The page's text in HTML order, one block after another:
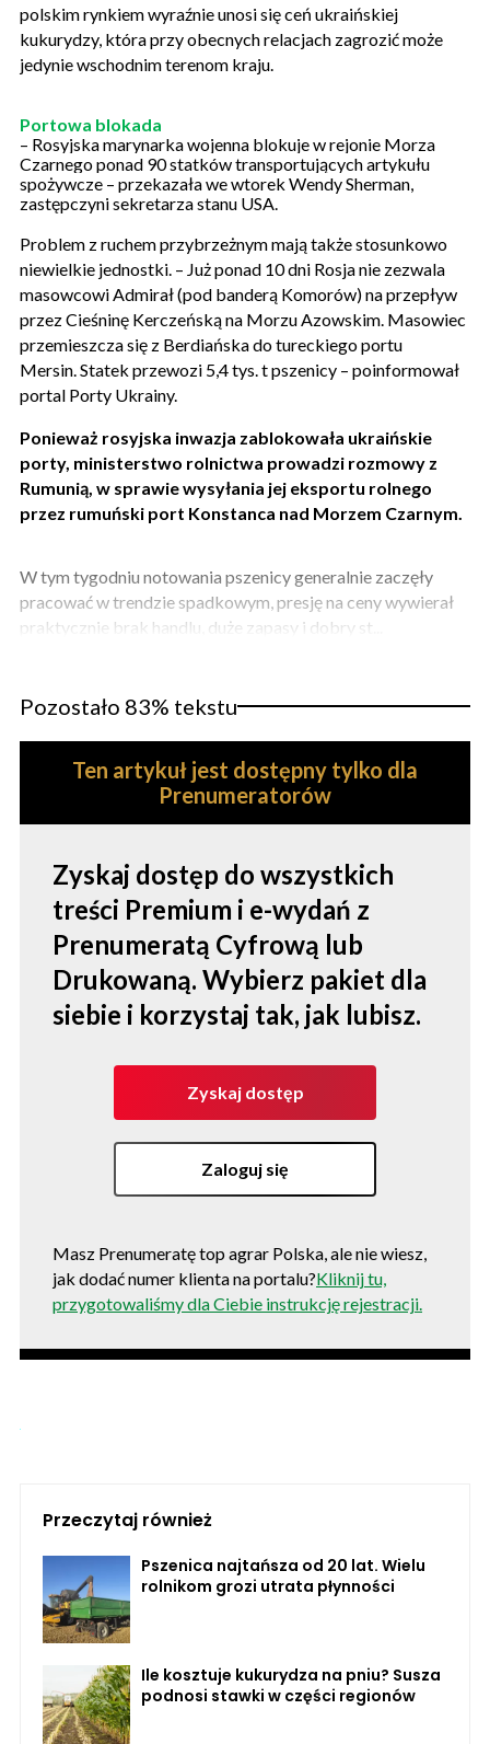
polskim rynkiem wyraźnie unosi się ceń ukraińskiej
kukurydzy, która przy obecnych relacjach zagrozić może
jedynie wschodnim terenom kraju.
Portowa blokada
– Rosyjska marynarka wojenna blokuje w rejonie Morza
Czarnego ponad 90 statków transportujących artykułu
spożywcze – przekazała we wtorek Wendy Sherman,
zastępczyni sekretarza stanu USA.
Problem z ruchem przybrzeżnym mają także stosunkowo
niewielkie jednostki. – Już ponad 10 dni Rosja nie zezwala
masowcowi Admirał (pod banderą Komorów) na przepływ
przez Cieśninę Kerczeńską na Morzu Azowskim. Masowiec
przemieszcza się z Berdiańska do tureckiego portu
Mersin. Statek przewozi 5,4 tys. t pszenicy – poinformował
portal Porty Ukrainy.
Ponieważ rosyjska inwazja zablokowała ukraińskie
porty, ministerstwo rolnictwa prowadzi rozmowy z
Rumunią, w sprawie wysyłania jej eksportu rolnego
przez rumuński port Konstanca nad Morzem Czarnym.
W tym tygodniu notowania pszenicy generalnie zaczęły
pracować w trendzie spadkowym, presję na ceny wywierał
praktycznie brak handlu, duże zapasy i dobry st...
Pozostało 83% tekstu
Ten artykuł jest dostępny tylko dla
Prenumeratorów
Zyskaj dostęp do wszystkich
treści Premium i e-wydań z
Prenumeratą Cyfrową lub
Drukowaną. Wybierz pakiet dla
siebie i korzystaj tak, jak lubisz.
Zyskaj dostęp
Zaloguj się
Masz Prenumeratę top agrar Polska, ale nie wiesz,
jak dodać numer klienta na portalu?Kliknij tu,
przygotowaliśmy dla Ciebie instrukcję rejestracji.
Przeczytaj również
Pszenica najtańsza od 20 lat. Wielu
rolnikom grozi utrata płynności
Ile kosztuje kukurydza na pniu? Susza
podnosi stawki w części regionów